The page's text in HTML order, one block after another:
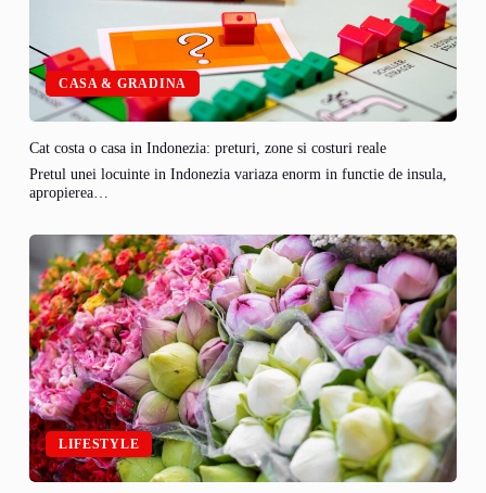
CASA & GRADINA
Cat costa o casa in Indonezia: preturi, zone si costuri reale
Pretul unei locuinte in Indonezia variaza enorm in functie de insula,
apropierea…
LIFESTYLE